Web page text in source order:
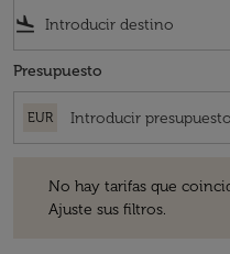
flight_land
Presupuesto
EUR
No hay tarifas que
Ajuste sus filtros.